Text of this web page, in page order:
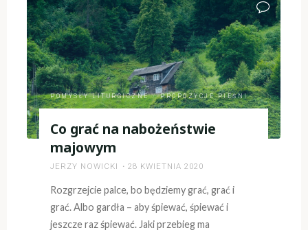
Polski
–
3
maja"
POMYSŁY LITURGICZNE / PROPOZYCJE PIEŚNI
Co grać na nabożeństwie
majowym
JERZY NOWICKI 28 KWIETNIA 2020
Rozgrzejcie palce, bo będziemy grać, grać i
grać. Albo gardła – aby śpiewać, śpiewać i
jeszcze raz śpiewać. Jaki przebieg ma